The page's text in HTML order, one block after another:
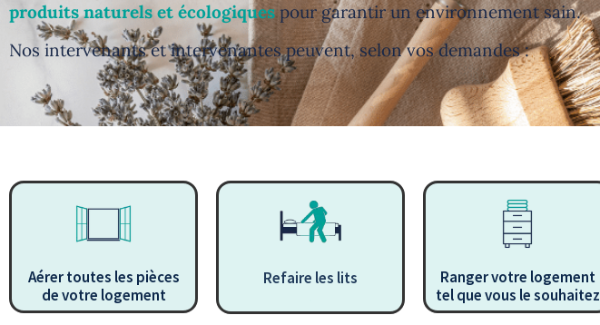
produitsnaturels et écologiquespour garantir un environnementsain.
Nos intervenants et intervenantes peuvent, selon vos demandes :
Aérer toutes les pièces
de votre logement
Refaire les lits
Ranger votre logement
tel que vous le souhaitez